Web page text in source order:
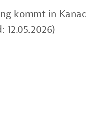
kommt in
12.05.2026)